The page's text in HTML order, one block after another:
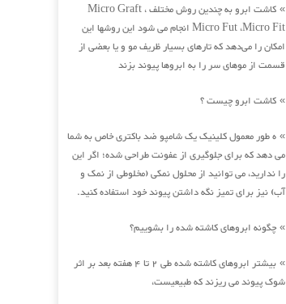
»
کاشت ابرو به چندین روش مختلف Micro Graft ،
Micro Fut ،Micro Fit انجام می شود این روشها این
امکان را می‌دهد که تارهای بسیار ظریف مو و یا بعضی از
قسمت از موهای سر را به ابروها پیوند بزند
» کاشت ابرو چیست ؟
» ه طور معمول کلینیک یک شامپو ضد باکتری خاص به شما
می دهد که برای جلوگیری از عفونت طراحی شده؛ اگر این
را ندارید، می توانید از محلول نمکی (مخلوطی از نمک و
آب) نیز برای تمیز نگه داشتن پیوند خود استفاده کنید.
» چگونه ابروهای کاشته شده را بشوییم؟
»
بیشتر ابروهای کاشته شده طی 2 تا 4 هفته بعد بر اثر
شوک پیوند می ریزند که طبیعیست،